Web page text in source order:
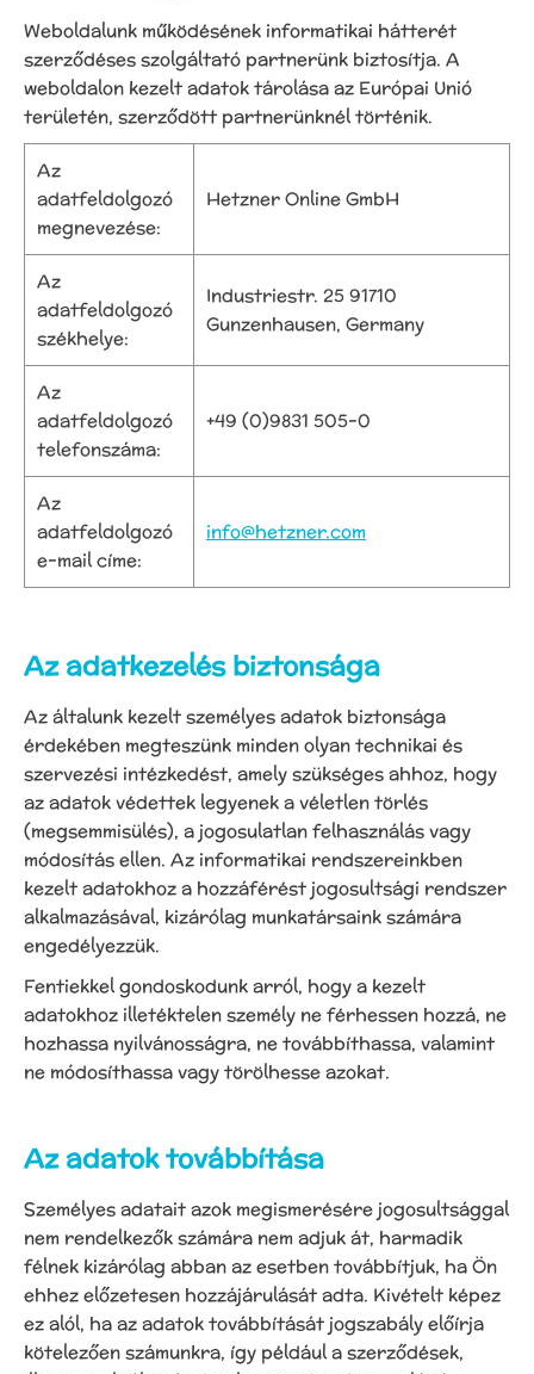
Weboldalunk működésének informatikai hátterét
szerződéses szolgáltató partnerünk biztosítja. A
weboldalon kezelt adatok tárolása az Európai Unió
területén, szerződött partnerünknél történik.
Az
adatfeldolgozó
megnevezése:
Hetzner Online GmbH
Az
adatfeldolgozó
székhelye:
Industriestr. 25 91710
Gunzenhausen, Germany
Az
adatfeldolgozó
telefonszáma:
+49 (0)9831 505-0
Az
adatfeldolgozó
e-mail címe:
info@hetzner.com
Az adatkezelés biztonsága
Az általunk kezelt személyes adatok biztonsága
érdekében megteszünk minden olyan technikai és
szervezési intézkedést, amely szükséges ahhoz, hogy
az adatok védettek legyenek a véletlen törlés
(megsemmisülés), a jogosulatlan felhasználás vagy
módosítás ellen. Az informatikai rendszereinkben
kezelt adatokhoz a hozzáférést jogosultsági rendszer
alkalmazásával, kizárólag munkatársaink számára
engedélyezzük.
Fentiekkel gondoskodunk arról, hogy a kezelt
adatokhoz illetéktelen személy ne férhessen hozzá, ne
hozhassa nyilvánosságra, ne továbbíthassa, valamint
ne módosíthassa vagy törölhesse azokat.
Az adatok továbbítása
Személyes adatait azok megismerésére jogosultsággal
nem rendelkezők számára nem adjuk át, harmadik
félnek kizárólag abban az esetben továbbítjuk, ha Ön
ehhez előzetesen hozzájárulását adta. Kivételt képez
ez alól, ha az adatok továbbítását jogszabály előírja
kötelezően számunkra, így például a szerződések,